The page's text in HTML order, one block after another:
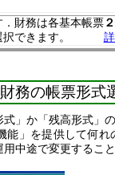
．財務は各基本帳票
択できます。
務の帳票形式
」か「残高形式」
能」を提供して何
中途で変更すること